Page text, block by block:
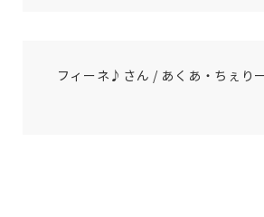
フィーネ♪さん / あくあ・ちぇり